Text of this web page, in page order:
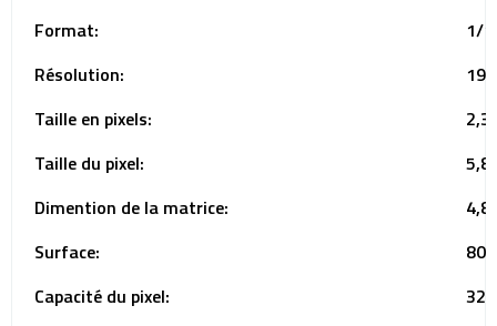
Format:
1/
Résolution:
Taille en pixels:
Taille du pixel:
Dimention de la matrice:
Surface:
Capacité du pixel:
32